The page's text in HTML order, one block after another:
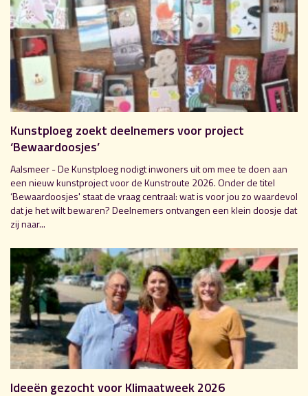
Kunstploeg zoekt deelnemers voor project
‘Bewaardoosjes’
Aalsmeer - De Kunstploeg nodigt inwoners uit om mee te doen aan
een nieuw kunstproject voor de Kunstroute 2026. Onder de titel
‘Bewaardoosjes' staat de vraag centraal: wat is voor jou zo waardevol
dat je het wilt bewaren? Deelnemers ontvangen een klein doosje dat
zij naar...
Ideeën gezocht voor Klimaatweek 2026